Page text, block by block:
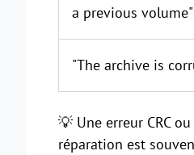
a previous volume"
"The archive is
💡 Une erreur CRC
réparation est